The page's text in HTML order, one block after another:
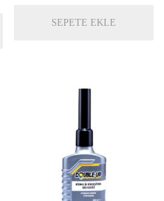
SEPETE EKLE